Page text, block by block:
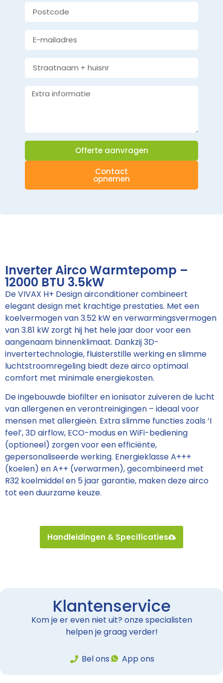
Offerte aanvragen
Contact
opnemen
Inverter Airco Warmtepomp –
12000 BTU 3.5kW
De VIVAX H+ Design airconditioner combineert
elegant design met krachtige prestaties. Met een
koelvermogen van 3.52 kW en verwarmingsvermogen
van 3.81 kW zorgt hij het hele jaar door voor een
aangenaam binnenklimaat. Dankzij 3D-
invertertechnologie, fluisterstille werking en slimme
luchtstroomregeling biedt deze airco optimaal
comfort met minimale energiekosten.
De ingebouwde biofilter en ionisator zuiveren de lucht
van allergenen en verontreinigingen – ideaal voor
mensen met allergieën. Extra slimme functies zoals ‘I
feel’, 3D airflow, ECO-modus en WiFi-bediening
(optioneel) zorgen voor een efficiënte,
gepersonaliseerde werking. Energieklasse A+++
(koelen) en A++ (verwarmen), gecombineerd met
R32 koelmiddel en 5 jaar garantie, maken deze airco
tot een duurzame keuze.
Handleidingen & Specificaties
Klantenservice
Kom je er even niet uit? onze specialisten
helpen je graag verder!
Bel ons App ons